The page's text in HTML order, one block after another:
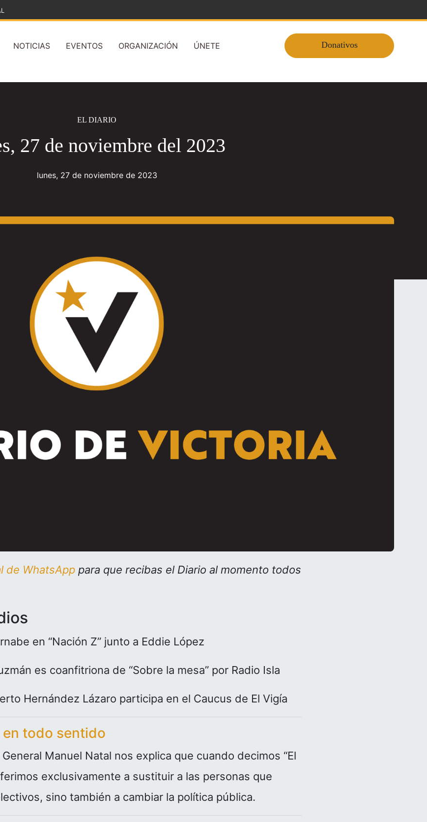
NOTICIAS EVENTOS ORGANIZACIÓN ÚNETE Donativos
EL DIARIO
27 de noviembre del 2023
lunes, 27 de noviembre de 2023
de WhatsApp para que recibas el Diario al momento todos
en “Nación Z” junto a Eddie López
es coanfitriona de “Sobre la mesa” por Radio Isla
Hernández Lázaro participa en el Caucus de El Vigía
en todo sentido
Manuel Natal nos explica que cuando decimos “El
exclusivamente a sustituir a las personas que
sino también a cambiar la política pública.